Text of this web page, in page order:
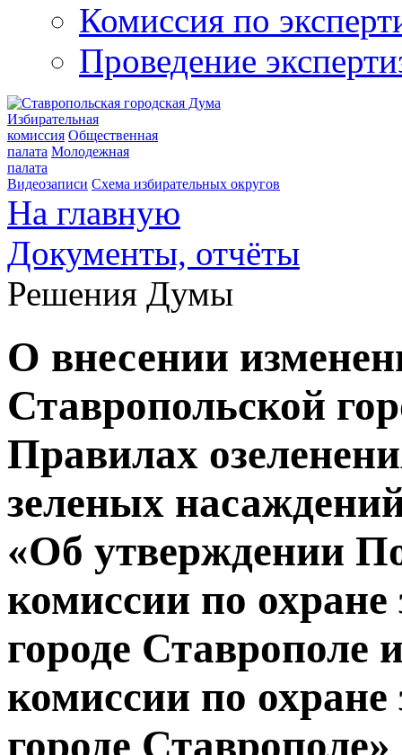
Комиссия по
Проведение
Избирательная
комиссия Общественная
палата Молодежная
палата
Видеозаписи Схема избирательных округов
На главную
Документы, отчёты
Решения Думы
О внесении
Ставропольской
Правилах
зеленых
«Об утверждении
комиссии по
городе Ставрополе
комиссии по
городе Ставрополе»